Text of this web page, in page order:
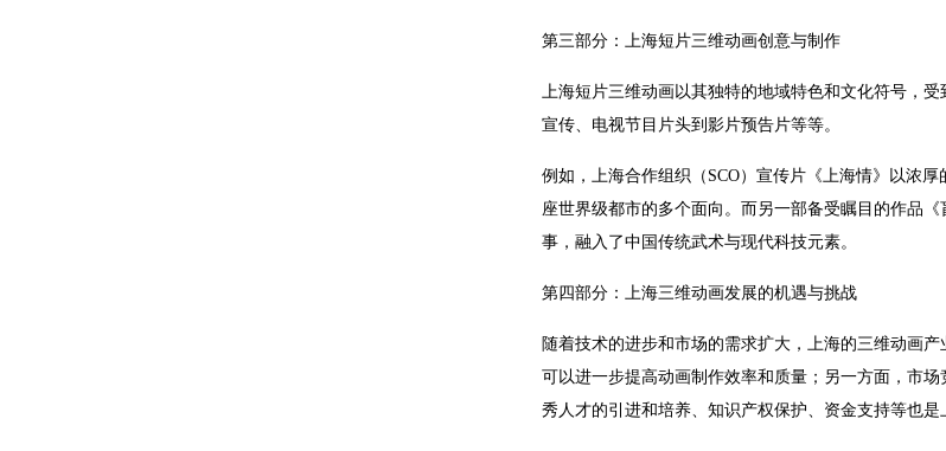
第三部分：上海短片三维动画创意与制作
上海短片三维动画以其独特的地域特色和文化符号，
宣传、电视节目片头到影片预告片等等。
例如，上海合作组织（SCO）宣传片《上海情》以浓
座世界级都市的多个面向。而另一部备受瞩目的作品
事，融入了中国传统武术与现代科技元素。
第四部分：上海三维动画发展的机遇与挑战
随着技术的进步和市场的需求扩大，上海的三维动画
可以进一步提高动画制作效率和质量；另一方面，市
秀人才的引进和培养、知识产权保护、资金支持等也是